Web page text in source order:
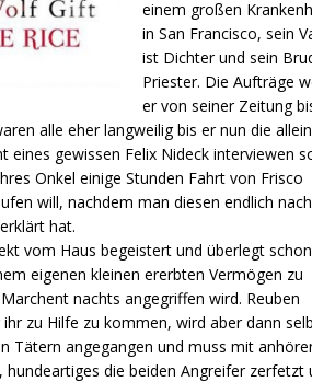
einem großen
in San Francisco, sein
ist Dichter und sein
Priester. Die Aufträge
er von seiner Zeitung
alle eher langweilig bis er nun die
eines gewissen Felix Nideck interviewen
Onkel einige Stunden Fahrt von Frisco
will, nachdem man diesen endlich
hat.
vom Haus begeistert und überlegt
eigenen kleinen ererbten Vermögen zu
nachts angegriffen wird. Reuben
zu Hilfe zu kommen, wird aber dann
Tätern angegangen und muss mit
hundeartiges die beiden Angreifer zerfetzt